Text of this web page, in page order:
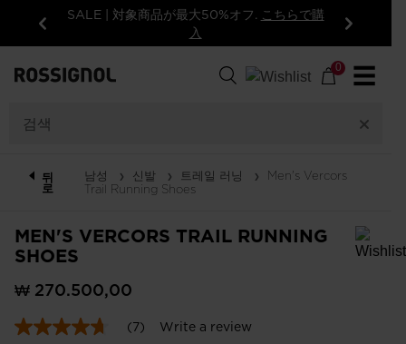
이
SALE | 対象商品が最大50%オフ. こちらで購
入
다
0 ☰
뒤
로
남성 신발 트레일 러닝
Men's Vercors
Trail Running Shoes
MEN'S VERCORS TRAIL RUNNING
SHOES
In order to add a product to the wishlist, please select a size
₩ 270.500,00
4.7
(7) Write a review